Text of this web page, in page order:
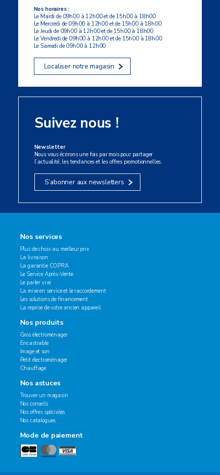
Nos horaires :
Le Mardi de 09h00 à 12h00 et de 15h00 à 18h00
Le Mercredi de 09h00 à 12h00 et de 15h00 à 18h00
Le Jeudi de 09h00 à 12h00 et de 15h00 à 18h00
Le Vendredi de 09h00 à 12h00 et de 15h00 à 18h00
Le Samedi de 09h00 à 12h00
Localiser notre magasin
Suivez nous !
Newsletter
Nous vous écrirons une fois par mois pour partager
l’actualité, les tendances et les offres promotionnelles.
S’abonner aux newsletters
Nos services
Plus de choix au meilleur prix
La livraison
La garantie COPRA
Le Service Après-Vente
Le parler vrai
La mise en service et le raccordement
Les solutions de financement
La reprise de votre ancien appareil
Nos produits
Gros électroménager
Encastrable
Image et son
Petit électroménager
Chauffage
Nos astuces
Trouver un magasin
Nos conseils
Nos offres spéciales
Nos catalogues
Mode de paiement